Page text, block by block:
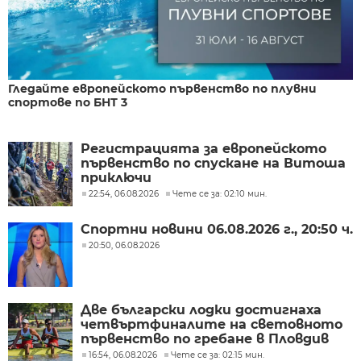
Гледайте европейското първенство по плувни
спортове по БНТ 3
Регистрацията за европейското
първенство по спускане на Витоша
приключи
22:54, 06.08.2026 Чете се за: 02:10 мин.
Спортни новини 06.08.2026 г., 20:50 ч.
20:50, 06.08.2026
Две български лодки достигнаха
четвъртфиналите на световното
първенство по гребане в Пловдив
16:54, 06.08.2026 Чете се за: 02:15 мин.